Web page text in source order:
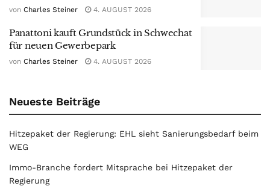
von Charles Steiner 4. AUGUST 2026
Panattoni kauft Grundstück in Schwechat
für neuen Gewerbepark
von Charles Steiner 4. AUGUST 2026
Neueste Beiträge
Hitzepaket der Regierung: EHL sieht Sanierungsbedarf beim
WEG
Immo-Branche fordert Mitsprache bei Hitzepaket der
Regierung